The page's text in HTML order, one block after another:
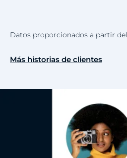
Datos proporcionados a partir
Más historias de clientes